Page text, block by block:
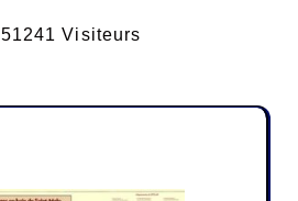
51241 Visiteurs